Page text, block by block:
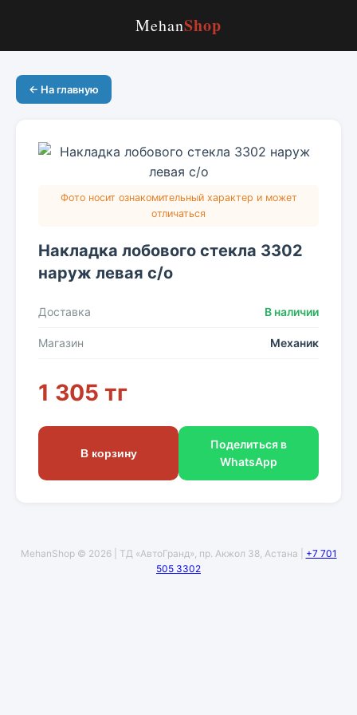
MehanShop
← На главную
Фото носит ознакомительный характер и может
отличаться
Накладка лобового стекла 3302
наруж левая с/о
Доставка В наличии
Магазин Механик
1 305 тг
В корзину
Поделиться в
WhatsApp
MehanShop © 2026 | ТД «АвтоГранд», пр. Акжол 38, Астана | +7 701
505 3302